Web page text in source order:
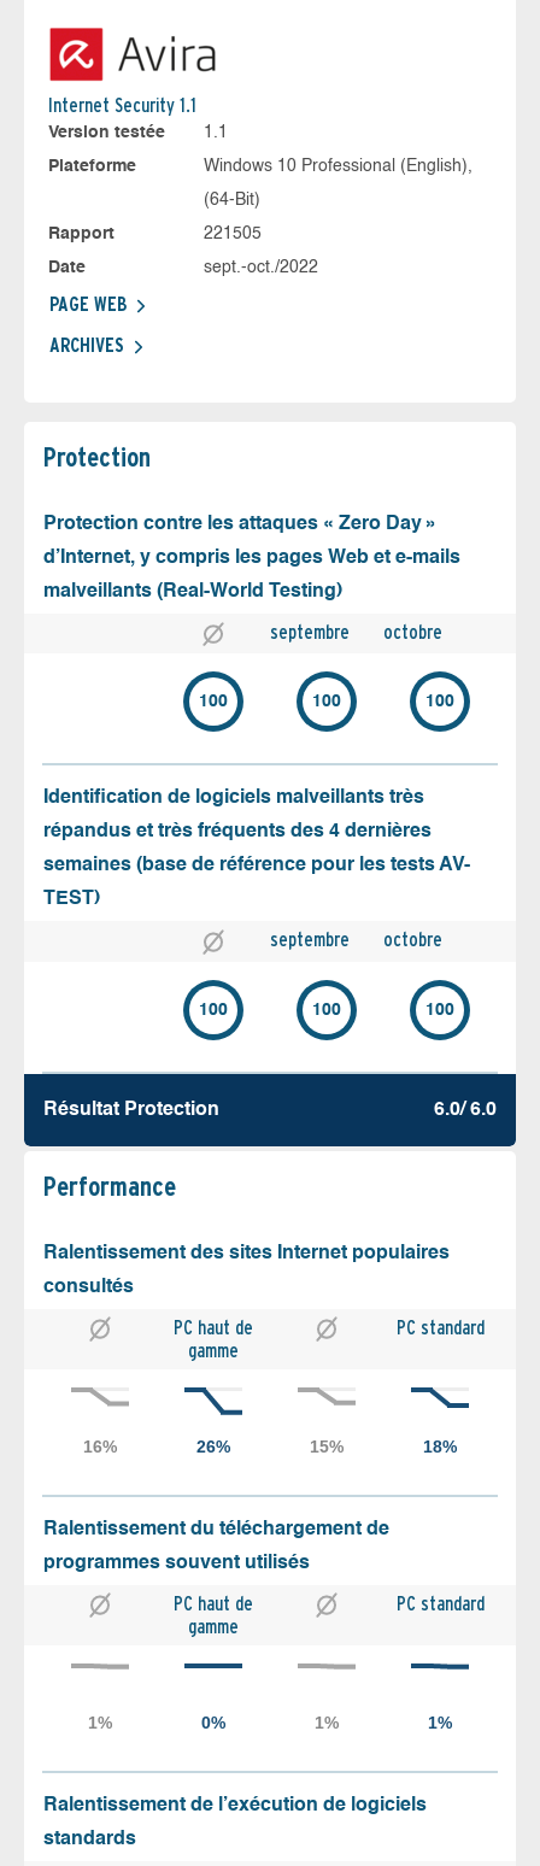
Internet Security 1.1
Version testée
1.1
Plateforme
Windows 10 Professional (English),
(64-Bit)
Rapport
221505
Date
sept.-oct./2022
PAGE WEB
ARCHIVES
Protection
Protection contre les attaques « Zero Day »
d’Internet, y compris les pages Web et e-mails
malveillants (Real-World Testing)
septembre octobre
100 100 100
Identification de logiciels malveillants très
répandus et très fréquents des 4 dernières
semaines (base de référence pour les tests AV-
TEST)
septembre octobre
100 100 100
Résultat Protection 6.0/ 6.0
Performance
Ralentissement des sites Internet populaires
consultés
PC haut de
gamme
PC standard
Ralentissement du téléchargement de
programmes souvent utilisés
PC haut de
gamme
PC standard
Ralentissement de l’exécution de logiciels
standards